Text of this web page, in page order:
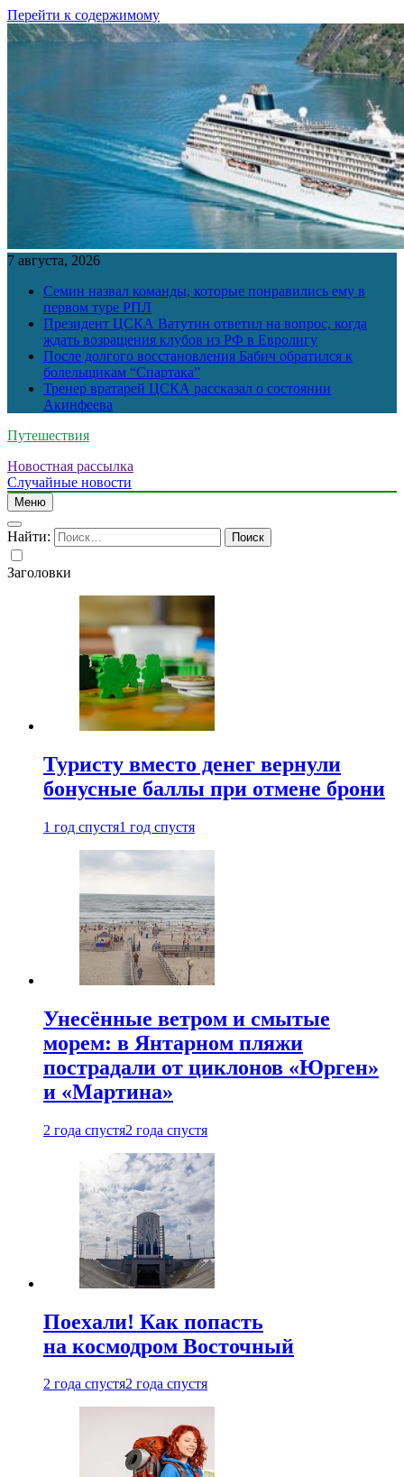
Перейти к содержимому
7 августа, 2026
Семин назвал команды, которые понравились ему в
первом туре РПЛ
Президент ЦСКА Ватутин ответил на вопрос, когда
ждать возращения клубов из РФ в Евролигу
После долгого восстановления Бабич обратился к
болельщикам “Спартака”
Тренер вратарей ЦСКА рассказал о состоянии
Акинфеева
Путешествия
Новостная рассылка
Случайные новости
Меню
Найти:
Заголовки
Туристу вместо денег вернули
бонусные баллы при отмене брони
1 год спустя1 год спустя
Унесённые ветром и смытые
морем: в Янтарном пляжи
пострадали от циклонов «Юрген»
и «Мартина»
2 года спустя2 года спустя
Поехали! Как попасть
на космодром Восточный
2 года спустя2 года спустя